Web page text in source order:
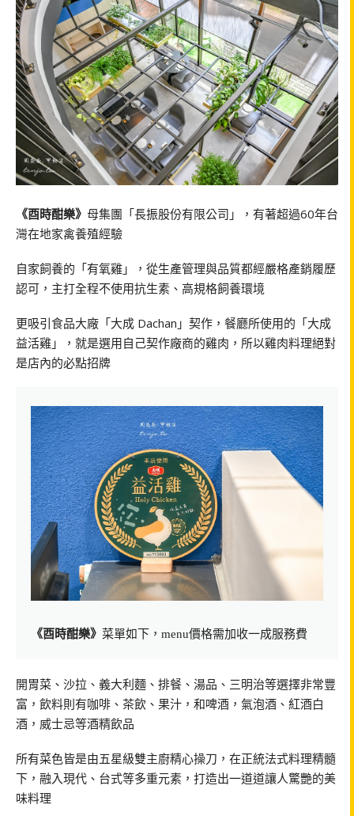
《酉時酣樂》 母集團「長振股份有限公司」，有著超過60年台
灣在地家禽養殖經驗
自家飼養的「有氧雞」，從生產管理與品質都經嚴格產銷履歷
認可，主打全程不使用抗生素、高規格飼養環境
更吸引食品大廠「大成 Dachan」契作，餐廳所使用的「大成
益活雞」，就是選用自己契作廠商的雞肉，所以雞肉料理絕對
是店內的必點招牌
《酉時酣樂》 菜單如下，menu價格需加收一成服務費
開胃菜、沙拉、義大利麵、排餐、湯品、三明治等選擇非常豐
富，飲料則有咖啡、茶飲、果汁，和啤酒，氣泡酒、紅酒白
酒，威士忌等酒精飲品
所有菜色皆是由五星級雙主廚精心操刀，在正統法式料理精髓
下，融入現代、台式等多重元素，打造出一道道讓人驚艷的美
味料理